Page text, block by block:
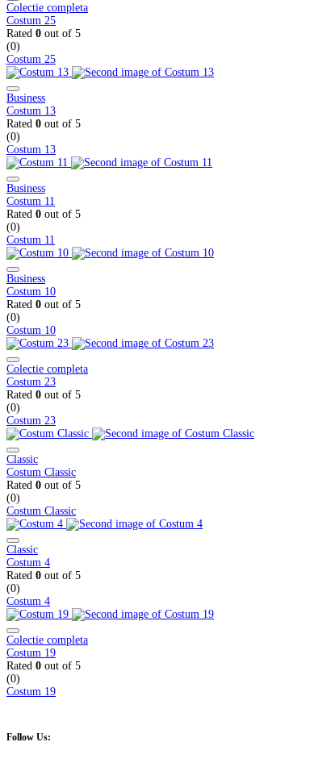
Colectie completa
Costum 25
Rated 0 out of 5
(0)
Costum 25
Business
Costum 13
Rated 0 out of 5
(0)
Costum 13
Business
Costum 11
Rated 0 out of 5
(0)
Costum 11
Business
Costum 10
Rated 0 out of 5
(0)
Costum 10
Colectie completa
Costum 23
Rated 0 out of 5
(0)
Costum 23
Classic
Costum Classic
Rated 0 out of 5
(0)
Costum Classic
Classic
Costum 4
Rated 0 out of 5
(0)
Costum 4
Colectie completa
Costum 19
Rated 0 out of 5
(0)
Costum 19
Follow Us: